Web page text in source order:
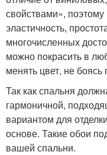
свойствами»,
эластичность,
многочисленных
можно покрасить в
менять цвет, не
Так как спальня
гармоничной,
вариантом для
основе. Такие обои
вашей спальни.